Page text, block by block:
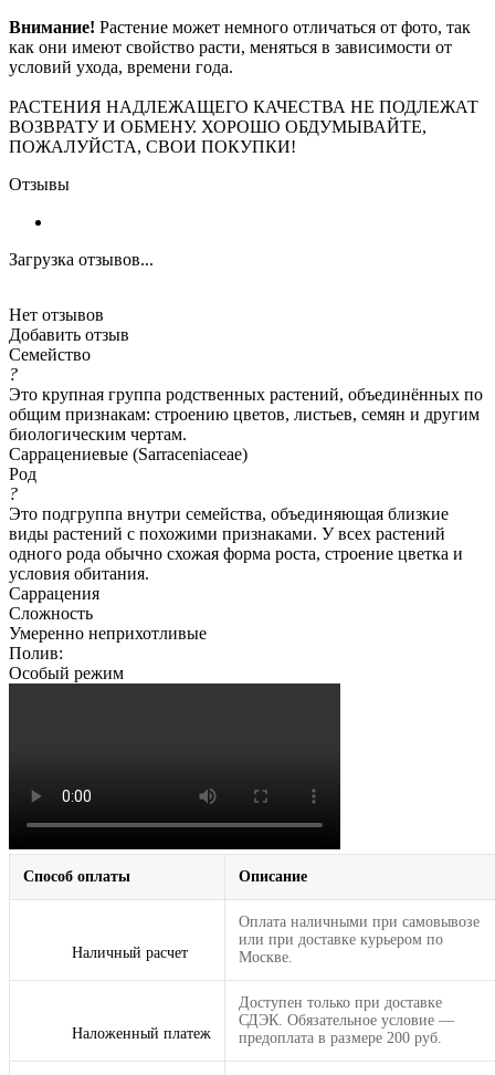
Внимание! Растение может немного отличаться от фото, так
как они имеют свойство расти, меняться в зависимости от
условий ухода, времени года.
РАСТЕНИЯ НАДЛЕЖАЩЕГО КАЧЕСТВА НЕ ПОДЛЕЖАТ
ВОЗВРАТУ И ОБМЕНУ. ХОРОШО ОБДУМЫВАЙТЕ,
ПОЖАЛУЙСТА, СВОИ ПОКУПКИ!
Отзывы
Загрузка отзывов...
Нет отзывов
Добавить отзыв
Семейство
?
Это крупная группа родственных растений, объединённых по
общим признакам: строению цветов, листьев, семян и другим
биологическим чертам.
Саррацениевые (Sarraceniaceae)
Род
?
Это подгруппа внутри семейства, объединяющая близкие
виды растений с похожими признаками. У всех растений
одного рода обычно схожая форма роста, строение цветка и
условия обитания.
Саррацения
Сложность
Умеренно неприхотливые
Полив:
Особый режим
Способ оплаты Описание
Наличный расчет
Оплата наличными при самовывозе
или при доставке курьером по
Москве.
Наложенный платеж
Доступен только при доставке
СДЭК. Обязательное условие —
предоплата в размере 200 руб.